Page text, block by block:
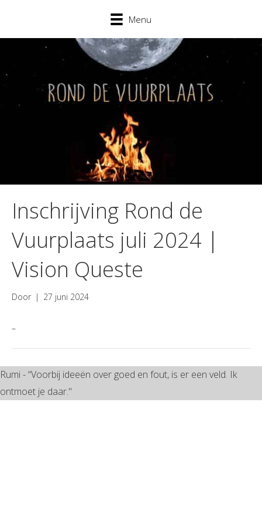
Menu
Inschrijving Rond de
Vuurplaats juli 2024 |
Vision Queste
Door | 27 juni 2024
–
Rumi - “Voorbij ideeën over goed en fout, is er een veld. Ik
ontmoet je daar."